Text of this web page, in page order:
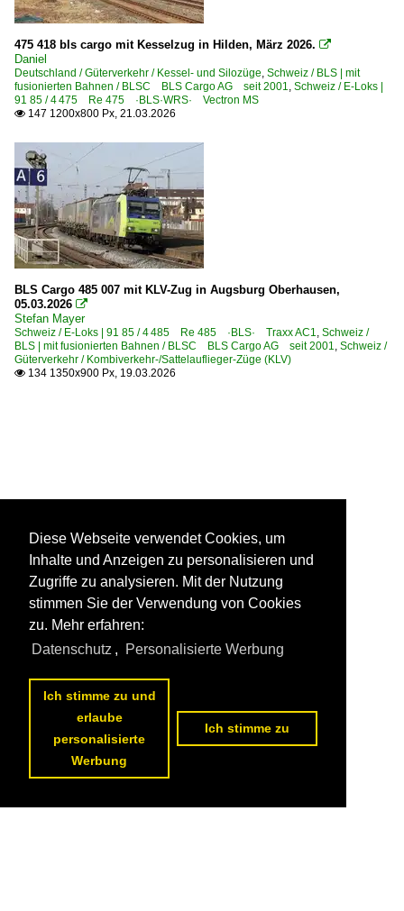
475 418 bls cargo mit Kesselzug in Hilden, März 2026. 
Daniel
Deutschland / Güterverkehr / Kessel- und Silozüge, Schweiz / BLS | mit
fusionierten Bahnen / BLSC BLS Cargo AG seit 2001, Schweiz / E-Loks |
91 85 / 4 475 Re 475 ·BLS·WRS· Vectron MS
 147 1200x800 Px, 21.03.2026
BLS Cargo 485 007 mit KLV-Zug in Augsburg Oberhausen,
05.03.2026 
Stefan Mayer
Schweiz / E-Loks | 91 85 / 4 485 Re 485 ·BLS· Traxx AC1, Schweiz /
BLS | mit fusionierten Bahnen / BLSC BLS Cargo AG seit 2001, Schweiz /
Güterverkehr / Kombiverkehr-/Sattelauflieger-Züge (KLV)
 134 1350x900 Px, 19.03.2026
Diese Webseite verwendet Cookies, um
Inhalte und Anzeigen zu personalisieren und
Zugriffe zu analysieren. Mit der Nutzung
stimmen Sie der Verwendung von Cookies
zu. Mehr erfahren:
Datenschutz , Personalisierte Werbung
Ich stimme zu und
erlaube
personalisierte
Werbung
Ich stimme zu